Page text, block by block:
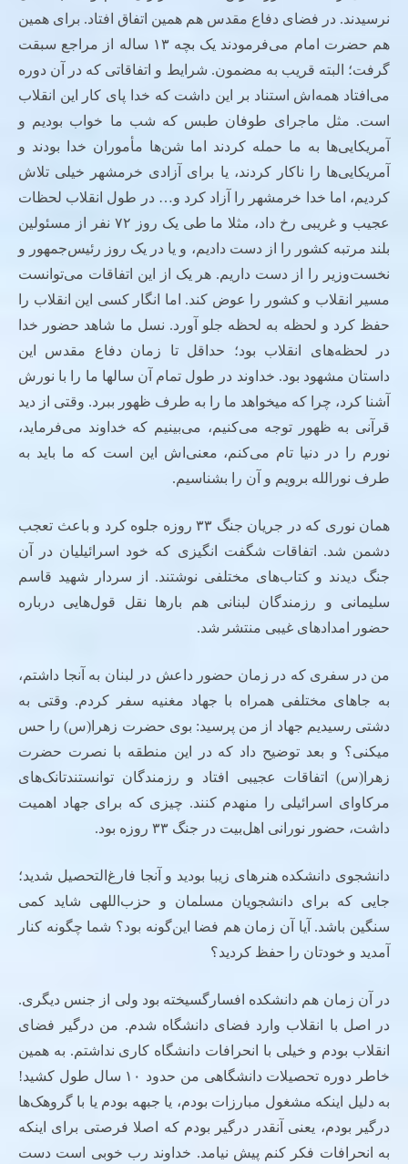
نرسیدند. در فضای دفاع مقدس هم همین اتفاق افتاد. برای همین
هم حضرت امام می‌فرمودند یک بچه ۱۳ ساله از مراجع سبقت
گرفت؛ البته قریب به مضمون. شرایط و اتفاقاتی که در آن دوره
می‌افتاد همه‌اش استناد بر این داشت که خدا پای کار این انقلاب
است. مثل ماجرای طوفان طبس که شب ما خواب بودیم و
آمریکایی‌ها به ما حمله کردند اما شن‌ها مأموران خدا بودند و
آمریکایی‌ها را ناکار کردند، یا برای آزادی خرمشهر خیلی تلاش
کردیم، اما خدا خرمشهر را آزاد کرد و… در طول انقلاب لحظات
عجیب و غریبی رخ داد، مثلا ما طی یک روز ۷۲ نفر از مسئولین
بلند مرتبه کشور را از دست دادیم، و یا در یک روز رئیس‌جمهور و
نخست‌وزیر را از دست داریم. هر یک از این اتفاقات می‌توانست
مسیر انقلاب و کشور را عوض کند. اما انگار کسی این انقلاب را
حفظ کرد و لحظه به لحظه جلو آورد. نسل ما شاهد حضور خدا
در لحظه‌های انقلاب بود؛ حداقل تا زمان دفاع مقدس این
داستان مشهود بود. خداوند در طول تمام آن سالها ما را با نورش
آشنا کرد، چرا که میخواهد ما را به طرف ظهور ببرد. وقتی از دید
قرآنی به ظهور توجه می‌کنیم، می‌بینیم که خداوند می‌فرماید،
نورم را در دنیا تام می‌کنم، معنی‌اش این است که ما باید به
طرف نورالله برویم و آن را بشناسیم.
همان نوری که در جریان جنگ ۳۳ روزه جلوه کرد و باعث تعجب
دشمن شد. اتفاقات شگفت انگیزی که خود اسرائیلیان در آن
جنگ دیدند و کتاب‌های مختلفی نوشتند. از سردار شهید قاسم
سلیمانی و رزمندگان لبنانی هم بارها نقل قول‌هایی درباره
حضور امدادهای غیبی منتشر شد.
من در سفری که در زمان حضور داعش در لبنان به آنجا داشتم،
به جاهای مختلفی همراه با جهاد مغنیه سفر کردم. وقتی به
دشتی رسیدیم جهاد از من پرسید: بوی حضرت زهرا(س) را حس
میکنی؟ و بعد توضیح داد که در این منطقه با نصرت حضرت
زهرا(س) اتفاقات عجیبی افتاد و رزمندگان توانستند‌تانک‌های
مرکاوای اسرائیلی را منهدم کنند. چیزی که برای جهاد اهمیت
داشت، حضور نورانی اهل‌بیت در جنگ ۳۳ روزه بود.
دانشجوی دانشکده هنرهای زیبا بودید و آنجا فارغ‌التحصیل شدید؛
جایی که برای دانشجویان مسلمان و حزب‌اللهی شاید کمی
سنگین باشد. آیا آن زمان هم فضا این‌گونه بود؟ شما چگونه کنار
آمدید و خودتان را حفظ کردید؟
در آن زمان هم دانشکده افسارگسیخته بود ولی از جنس دیگری.
در اصل با انقلاب وارد فضای دانشگاه شدم. من درگیر فضای
انقلاب بودم و خیلی با انحرافات دانشگاه کاری نداشتم. به همین
خاطر دوره تحصیلات دانشگاهی من حدود ۱۰ سال طول کشید!
به دلیل اینکه مشغول مبارزات بودم، یا جبهه بودم یا با گروهک‌ها
درگیر بودم، یعنی آنقدر درگیر بودم که اصلا فرصتی برای اینکه
به انحرافات فکر کنم پیش نیامد. خداوند رب خوبی است دست